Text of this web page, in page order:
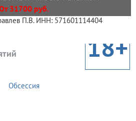
31700 руб.
П.В. ИНН: 571601114404
18+
Обсессия